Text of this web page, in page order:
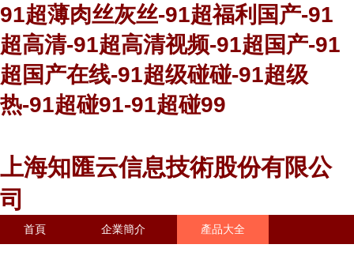
91超薄肉丝灰丝-91超福利国产-91
超高清-91超高清视频-91超国产-91
超国产在线-91超级碰碰-91超级
热-91超碰91-91超碰99
上海知匯云信息技術股份有限公
司
首頁 企業簡介 產品大全